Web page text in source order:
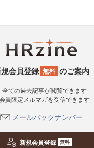
会員登録 無料 のご案内
全ての過去記事が閲覧できます
員限定メルマガを受信できます
メールバックナンバー
新規会員登録 無料